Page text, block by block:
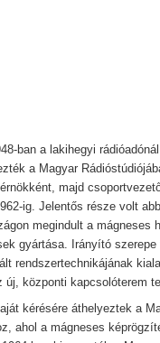
ban a lakihegyi
a Magyar
majd
ig. Jelentős része volt
megindult a mágneses
gyártása. Irányító
rendszertechnikájának
új, központi kapcsolóterem
kérésére áthelyeztek a
ahol a mágneses